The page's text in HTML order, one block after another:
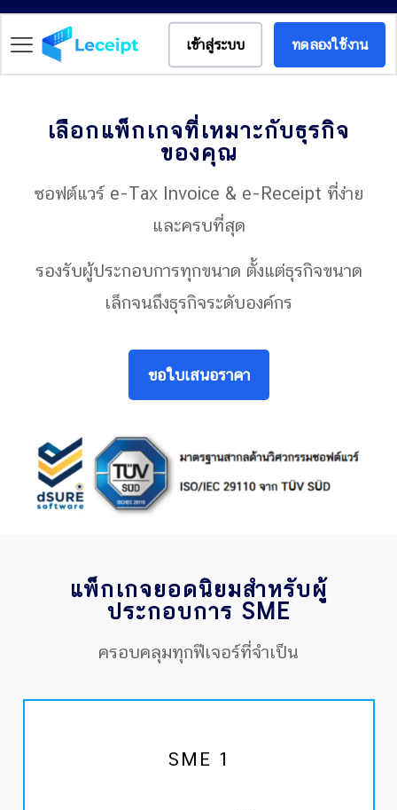
เข้าสู่ระบบ ทดลองใช้งาน
เลือกแพ็กเกจที่เหมาะกับธุรกิจ
ของคุณ
ซอฟต์แวร์ e-Tax Invoice & e-Receipt ที่ง่าย
และครบที่สุด
รองรับผู้ประกอบการทุกขนาด ตั้งแต่ธุรกิจขนาด
เล็กจนถึงธุรกิจระดับองค์กร
ขอใบเสนอราคา
แพ็กเกจยอดนิยมสำหรับผู้
ประกอบการ SME
ครอบคลุมทุกฟีเจอร์ที่จำเป็น
SME 1